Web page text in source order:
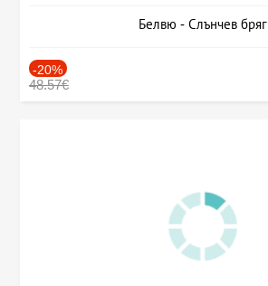
Белвю - Слънчев бряг
-20%
48.57€